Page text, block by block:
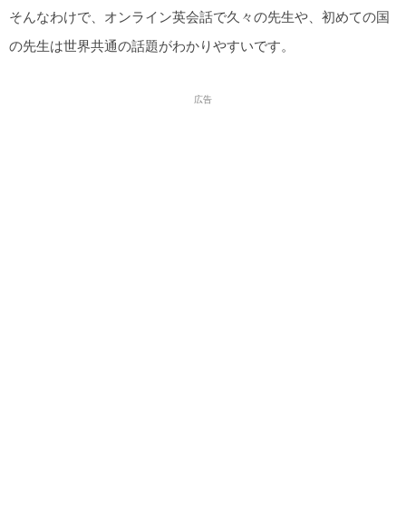
そんなわけで、オンライン英会話で久々の先生や、初めての国
の先生は世界共通の話題がわかりやすいです。
広告